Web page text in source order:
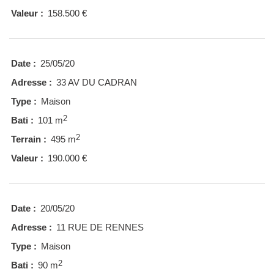
Valeur : 158.500 €
Date : 25/05/20
Adresse : 33 AV DU CADRAN
Type : Maison
Bati : 101 m2
Terrain : 495 m2
Valeur : 190.000 €
Date : 20/05/20
Adresse : 11 RUE DE RENNES
Type : Maison
Bati : 90 m2